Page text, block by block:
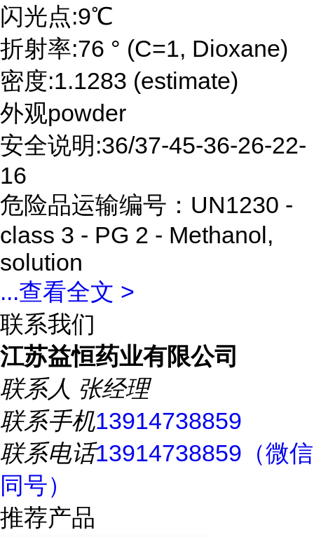
闪光点:9℃
折射率:76 ° (C=1, Dioxane)
密度:1.1283 (estimate)
外观powder
安全说明:36/37-45-36-26-22-
16
危险品运输编号：UN1230 -
class 3 - PG 2 - Methanol,
solution
...查看全文 >
联系我们
江苏益恒药业有限公司
联系人 张经理
联系手机13914738859
联系电话13914738859（微信
同号）
推荐产品